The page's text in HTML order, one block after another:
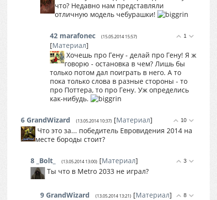
что? Недавно нам представляли
отличную модель чебурашки!
1
42 marafonec (15.05.2014 15:57)
[Материал]
Хочешь про Гену - делай про Гену! Я ж
говорю - остановка в чем? Лишь бы
только потом дал поиграть в него. А то
пока только слова в разные стороны - то
про Поттера, то про Гену. Уж определись
как-нибудь.
10
6 GrandWizard (13.05.2014 10:37) [Материал]
Что это за... победитель Евровидения 2014 на
месте бороды стоит?
3
8 _Bolt_ (13.05.2014 13:00) [Материал]
Ты что в Metro 2033 не играл?
8
9 GrandWizard (13.05.2014 13:21) [Материал]